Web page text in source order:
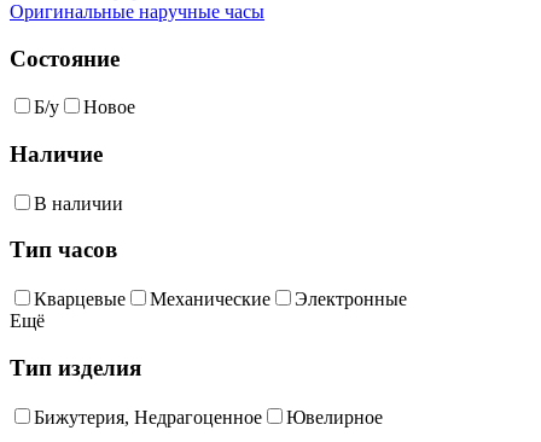
Оригинальные наручные часы
Состояние
Б/у Новое
Наличие
В наличии
Тип часов
Кварцевые Механические
Электронные
Ещё
Тип изделия
Бижутерия, Недрагоценное Ювелирное